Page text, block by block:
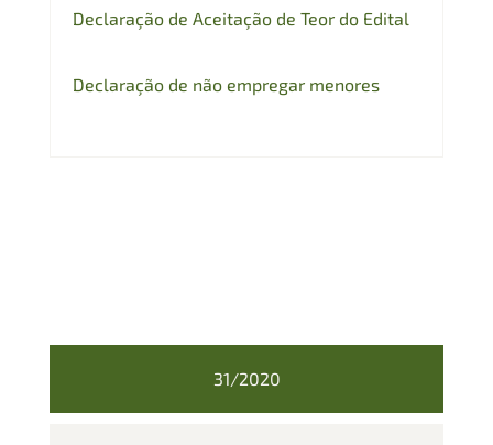
Declaração de Aceitação de Teor do Edital
Declaração de não empregar menores
31/2020